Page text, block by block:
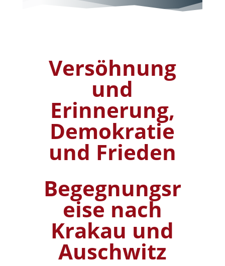
Versöhnung
und
Erinnerung,
Demokratie
und Frieden
Begegnungsr
eise nach
Krakau und
Auschwitz